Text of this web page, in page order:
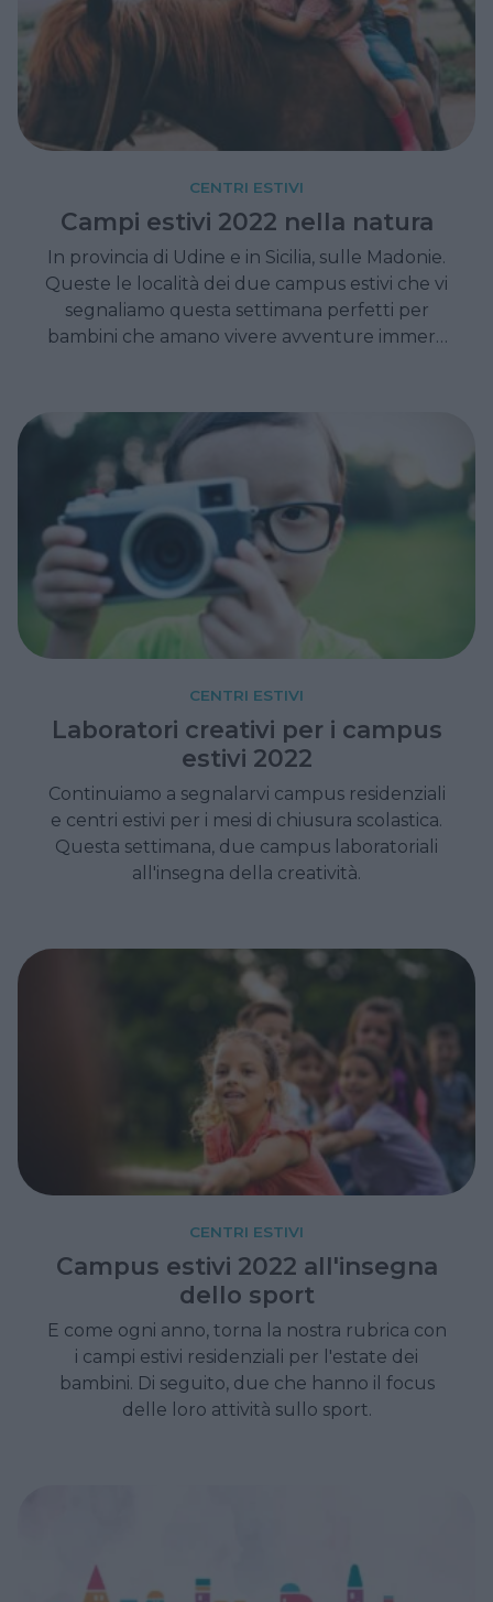
CENTRI ESTIVI
Campi estivi 2022 nella natura
In provincia di Udine e in Sicilia, sulle Madonie.
Queste le località dei due campus estivi che vi
segnaliamo questa settimana perfetti per
bambini che amano vivere avventure immersi
CENTRI ESTIVI
Laboratori creativi per i campus
estivi 2022
Continuiamo a segnalarvi campus residenziali
e centri estivi per i mesi di chiusura scolastica.
Questa settimana, due campus laboratoriali
all'insegna della creatività.
CENTRI ESTIVI
Campus estivi 2022 all'insegna
dello sport
E come ogni anno, torna la nostra rubrica con
i campi estivi residenziali per l'estate dei
bambini. Di seguito, due che hanno il focus
delle loro attività sullo sport.